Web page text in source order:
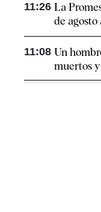
11:26 La
de agosto
11:08 Un
muertos